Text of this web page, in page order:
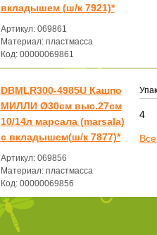
вкладышем (ш/к 7921)*
Артикул: 069861
Материал: пластмасса
Код: 00000069861
DBMLR300-4985U Кашпо
МИЛЛИ Ø30см выс.27см
10/14л марсала (marsala)
с вкладышем(ш/к 7877)*
Артикул: 069856
Материал: пластмасса
Код: 00000069856
4